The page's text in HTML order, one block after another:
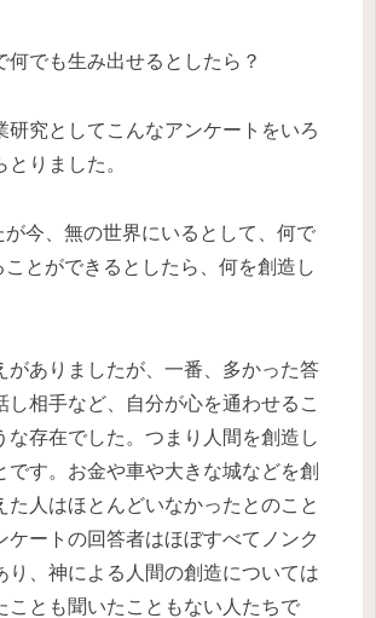
何でも生み出せるとしたら？
研究としてこんなアンケートをいろ
りました。
が今、無の世界にいるとして、何で
ことができるとしたら、何を創造し
がありましたが、一番、多かった答
し相手など、自分が心を通わせるこ
な存在でした。つまり人間を創造し
です。お金や車や大きな城などを創
た人はほとんどいなかったとのこと
ケートの回答者はほぼすべてノンク
り、神による人間の創造については
ことも聞いたこともない人たちで